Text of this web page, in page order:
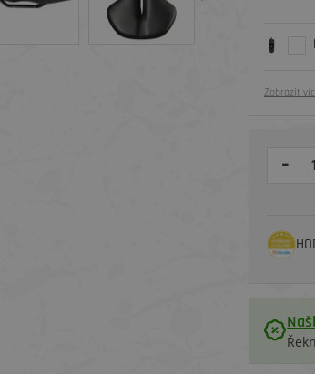
Zobrazit
-